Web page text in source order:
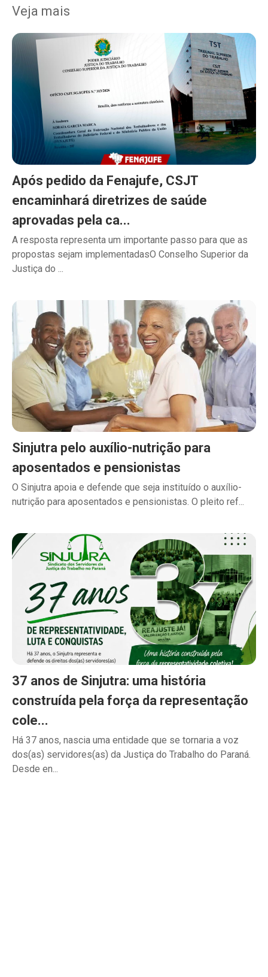
Veja mais
Após pedido da Fenajufe, CSJT
encaminhará diretrizes de saúde
aprovadas pela ca...
A resposta representa um importante passo para que as
propostas sejam implementadasO Conselho Superior da
Justiça do ...
Sinjutra pelo auxílio-nutrição para
aposentados e pensionistas
O Sinjutra apoia e defende que seja instituído o auxílio-
nutrição para aposentados e pensionistas. O pleito ref...
37 anos de Sinjutra: uma história
construída pela força da representação
cole...
Há 37 anos, nascia uma entidade que se tornaria a voz
dos(as) servidores(as) da Justiça do Trabalho do Paraná.
Desde en...